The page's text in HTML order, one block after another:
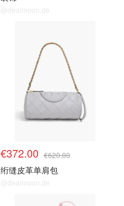
@dealmoon.de
€372.00 €620.00
绗缝皮革单肩包
@dealmoon.de